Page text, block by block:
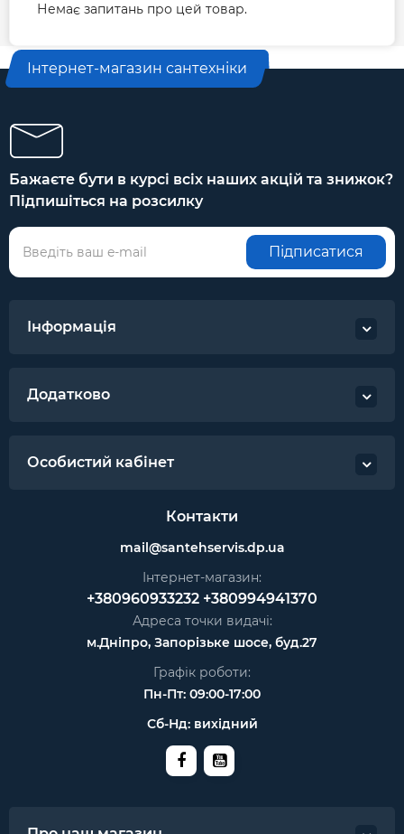
Немає запитань про цей товар.
Інтернет-магазин сантехніки
Бажаєте бути в курсі всіх наших акцій та знижок?
Підпишіться на розсилку
Підписатися
Інформація
Додатково
Особистий кабінет
Контакти
mail@santehservis.dp.ua
Інтернет-магазин:
+380960933232 +380994941370
Адреса точки видачі:
м.Дніпро, Запорізьке шосе, буд.27
Графік роботи:
Пн-Пт: 09:00-17:00
Сб-Нд: вихідний